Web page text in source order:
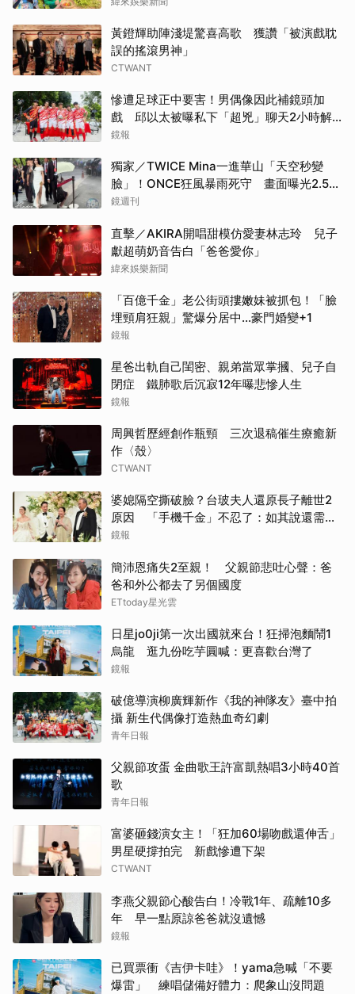
黃鐙輝助陣淺堤驚喜高歌 獲讚「被演戲耽
誤的搖滾男神」
CTWANT
慘遭足球正中要害！男偶像因此補鏡頭加
戲 邱以太被曝私下「超兇」聊天2小時解
心結
鏡報
獨家／TWICE Mina一進華山「天空秒變
臉」！ONCE狂風暴雨死守 畫面曝光2.5萬
人笑翻
鏡週刊
直擊／AKIRA開唱甜模仿愛妻林志玲 兒子
獻超萌奶音告白「爸爸愛你」
緯來娛樂新聞
「百億千金」老公街頭摟嫩妹被抓包！「臉
埋頸肩狂親」驚爆分居中...豪門婚變+1
鏡報
星爸出軌自己閨密、親弟當眾掌摑、兒子自
閉症 鐵肺歌后沉寂12年曝悲慘人生
鏡報
周興哲歷經創作瓶頸 三次退稿催生療癒新
作〈殼〉
CTWANT
婆媳隔空撕破臉？台玻夫人還原長子離世2
原因 「手機千金」不忍了：如其說還需要
離開嗎？
鏡報
簡沛恩痛失2至親！ 父親節悲吐心聲：爸
爸和外公都去了另個國度
ETtoday星光雲
日星jo0ji第一次出國就來台！狂掃泡麵鬧1
烏龍 逛九份吃芋圓喊：更喜歡台灣了
鏡報
破億導演柳廣輝新作《我的神隊友》臺中拍
攝 新生代偶像打造熱血奇幻劇
青年日報
父親節攻蛋 金曲歌王許富凱熱唱3小時40首
歌
青年日報
富婆砸錢演女主！「狂加60場吻戲還伸舌」
男星硬撐拍完 新戲慘遭下架
CTWANT
李燕父親節心酸告白！冷戰1年、疏離10多
年 早一點原諒爸爸就沒遺憾
鏡報
已買票衝《吉伊卡哇》！yama急喊「不要
爆雷」 練唱儲備好體力：爬象山沒問題